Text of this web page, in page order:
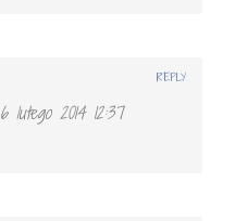
6 lutego 2014 12:37
REPLY